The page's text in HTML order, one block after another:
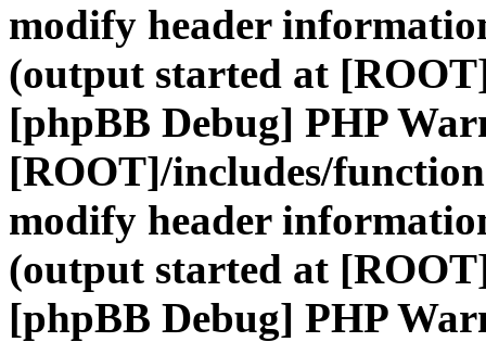
modify header
(output started at
[phpBB Debug] PHP
[ROOT]/includes/
modify header
(output started at
[phpBB Debug] PHP